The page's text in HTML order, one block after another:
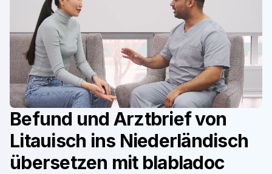
Befund und Arztbrief von
Litauisch ins Niederländisch
übersetzen mit blabladoc